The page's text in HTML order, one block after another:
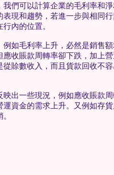
們可以計算企業的毛利率和
現和趨勢，若進一步與相同
內的位置。
如毛利率上升，必然是銷售
收賬款周轉率卻下跌，加上營
賒數收入，而且貨款回收不
出一些現況，例如應收賬款
資金的需求上升。又例如存